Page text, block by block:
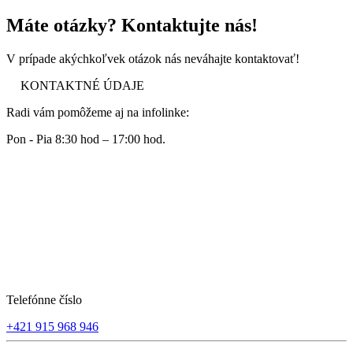
Máte otázky? Kontaktujte nás!
V prípade akýchkoľvek otázok nás neváhajte kontaktovať!
KONTAKTNÉ ÚDAJE
Radi vám pomôžeme aj na infolinke:
Pon - Pia 8:30 hod – 17:00 hod.
Telefónne číslo
+421 915 968 946